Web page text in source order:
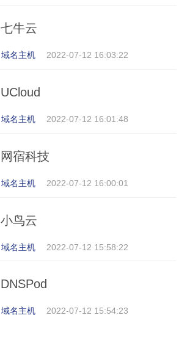
七牛云
域名主机 2022-07-12 16:03:22
UCloud
域名主机 2022-07-12 16:01:48
网宿科技
域名主机 2022-07-12 16:00:01
小鸟云
域名主机 2022-07-12 15:58:22
DNSPod
域名主机 2022-07-12 15:54:23